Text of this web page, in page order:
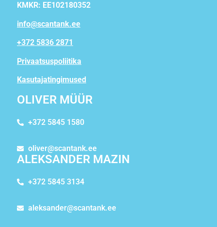
KMKR: EE102180352
info@scantank.ee
+372 5836 2871
Privaatsuspoliitika
Kasutajatingimused
OLIVER MÜÜR
+372 5845 1580
oliver@scantank.ee
ALEKSANDER MAZIN
+372 5845 3134
aleksander@scantank.ee